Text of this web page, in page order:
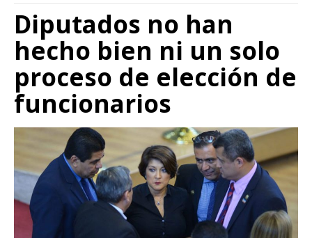
Diputados no han
hecho bien ni un solo
proceso de elección de
funcionarios